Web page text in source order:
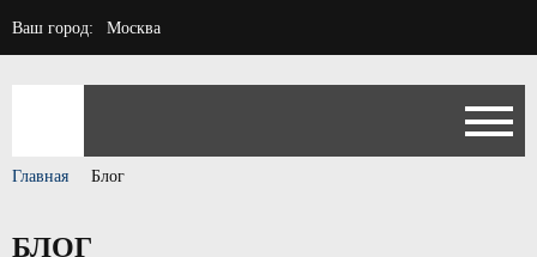
Ваш город: Москва
Главная Блог
БЛОГ